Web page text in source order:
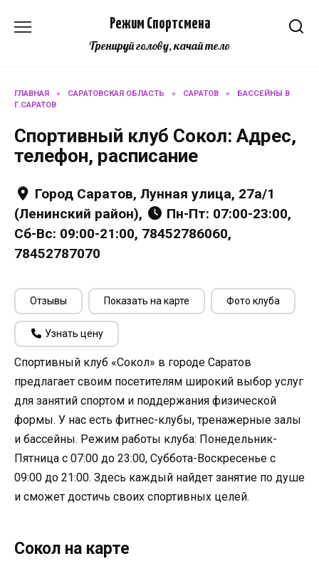
Режим Спортсмена
Тренируй голову, качай тело
ГЛАВНАЯ » САРАТОВСКАЯ ОБЛАСТЬ » САРАТОВ »
БАССЕЙНЫ В
Г.САРАТОВ
Спортивный клуб Сокол: Адрес,
телефон, расписание
Город Саратов, Лунная улица, 27а/1
(Ленинский район),
Пн-Пт: 07:00-23:00,
Сб-Вс: 09:00-21:00, 78452786060,
78452787070
Отзывы Показать на карте Фото клуба
Узнать цену
Спортивный клуб «Сокол» в городе Саратов
предлагает своим посетителям широкий выбор услуг
для занятий спортом и поддержания физической
формы. У нас есть фитнес-клубы, тренажерные залы
и бассейны. Режим работы клуба: Понедельник-
Пятница с 07:00 до 23:00, Суббота-Воскресенье с
09:00 до 21:00. Здесь каждый найдет занятие по душе
и сможет достичь своих спортивных целей.
Сокол на карте